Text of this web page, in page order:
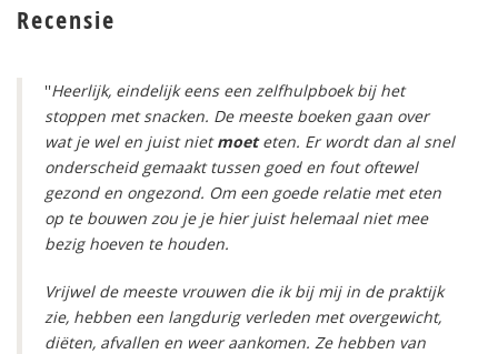
Recensie
''Heerlijk, eindelijk eens een zelfhulpboek bij het
stoppen met snacken. De meeste boeken gaan over
wat je wel en juist nietmoeteten. Er wordt dan al snel
onderscheid gemaakt tussen goed en fout oftewel
gezond en ongezond. Om een goede relatie met eten
op te bouwen zou je je hier juist helemaal niet mee
bezig hoeven te houden.
Vrijwel de meeste vrouwen die ik bij mij in de praktijk
zie, hebben een langdurig verleden met overgewicht,
diëten, afvallen en weer aankomen. Ze hebben van